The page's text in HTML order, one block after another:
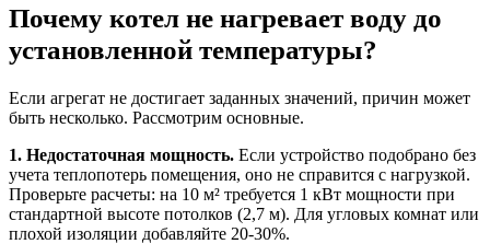
Почему котел не нагревает воду до
установленной температуры?
Если агрегат не достигает заданных значений, причин может
быть несколько. Рассмотрим основные.
1. Недостаточная мощность. Если устройство подобрано без
учета теплопотерь помещения, оно не справится с нагрузкой.
Проверьте расчеты: на 10 м² требуется 1 кВт мощности при
стандартной высоте потолков (2,7 м). Для угловых комнат или
плохой изоляции добавляйте 20-30%.